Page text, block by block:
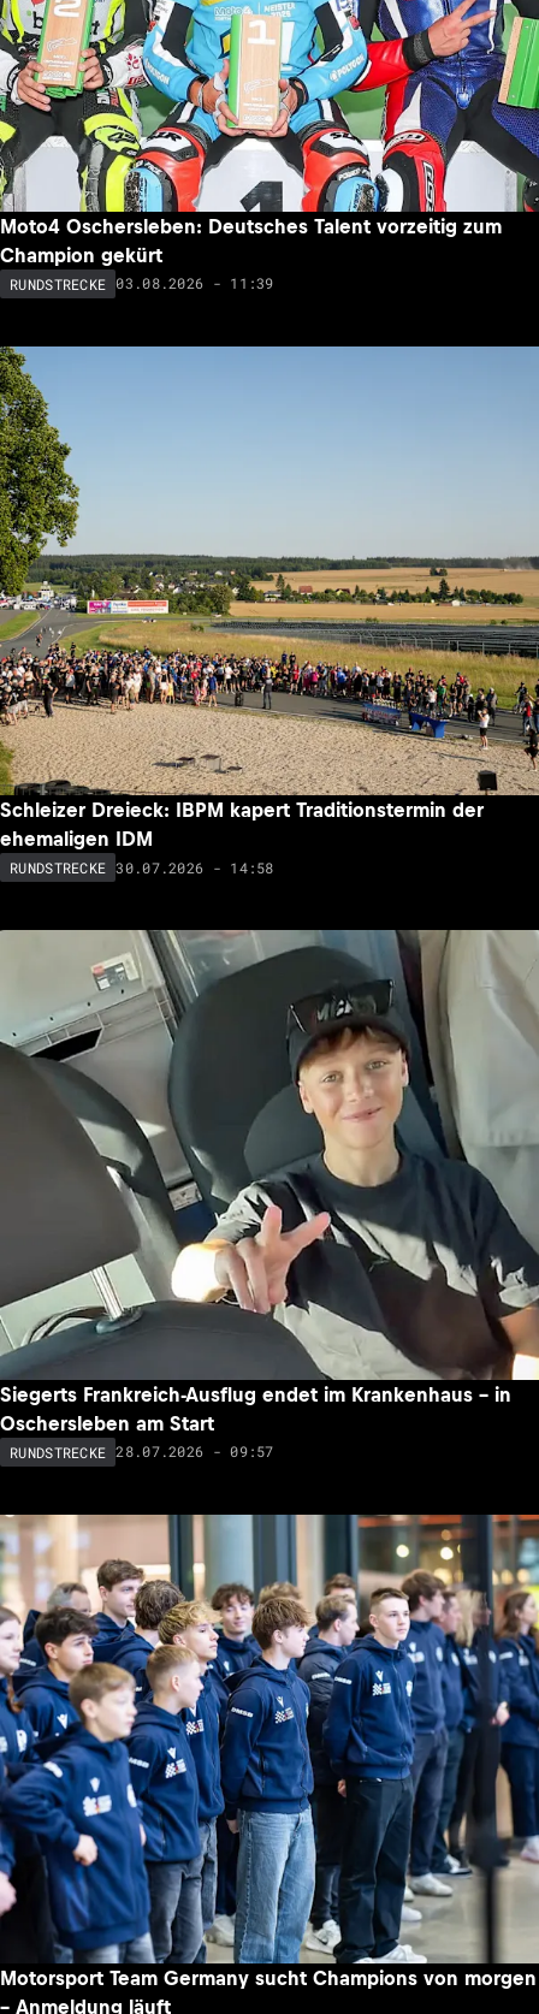
Moto4 Oschersleben: Deutsches Talent vorzeitig zum
Champion gekürt
RUNDSTRECKE 03.08.2026 - 11:39
Schleizer Dreieck: IBPM kapert Traditionstermin der
ehemaligen IDM
RUNDSTRECKE 30.07.2026 - 14:58
Siegerts Frankreich-Ausflug endet im Krankenhaus – in
Oschersleben am Start
RUNDSTRECKE 28.07.2026 - 09:57
Motorsport Team Germany sucht Champions von morgen
– Anmeldung läuft